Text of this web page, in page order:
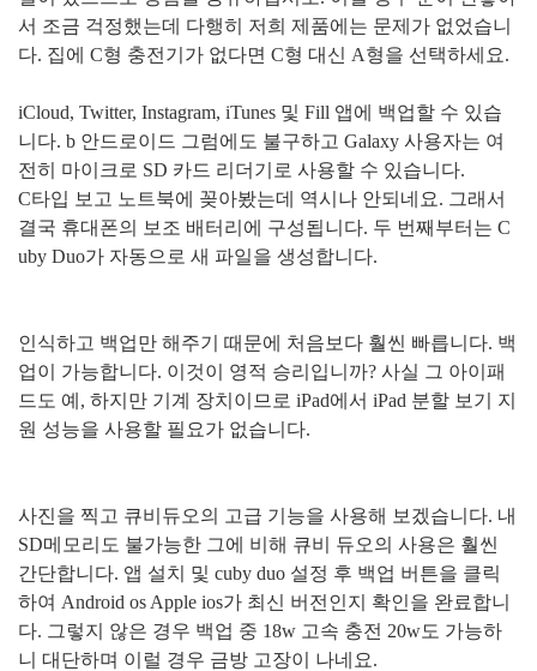
서 조금 걱정했는데 다행히 저희 제품에는 문제가 없었습니
다. 집에 C형 충전기가 없다면 C형 대신 A형을 선택하세요.
iCloud, Twitter, Instagram, iTunes 및 Fill 앱에 백업할 수 있습
니다. b 안드로이드 그럼에도 불구하고 Galaxy 사용자는 여
전히 마이크로 SD 카드 리더기로 사용할 수 있습니다.
C타입 보고 노트북에 꽂아봤는데 역시나 안되네요. 그래서
결국 휴대폰의 보조 배터리에 구성됩니다. 두 번째부터는 C
uby Duo가 자동으로 새 파일을 생성합니다.
인식하고 백업만 해주기 때문에 처음보다 훨씬 빠릅니다. 백
업이 가능합니다. 이것이 영적 승리입니까? 사실 그 아이패
드도 예 , 하지만 기계 장치이므로 iPad에서 iPad 분할 보기 지
원 성능을 사용할 필요가 없습니다.
사진을 찍고 큐비듀오의 고급 기능을 사용해 보겠습니다. 내
SD메모리도 불가능한 그에 비해 큐비 듀오의 사용은 훨씬
간단합니다. 앱 설치 및 cuby duo 설정 후 백업 버튼을 클릭
하여 Android os Apple ios가 최신 버전인지 확인을 완료합니
다. 그렇지 않은 경우 백업 중 18w 고속 충전 20w도 가능하
니 대단하며 이럴 경우 금방 고장이 나네요.